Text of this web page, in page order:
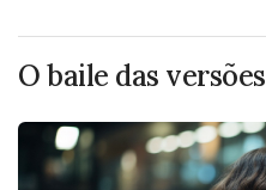
O baile das versões